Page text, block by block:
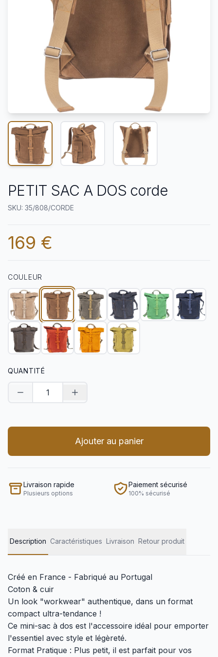
PETIT SAC A DOS corde
SKU: 35/808/CORDE
169 €
COULEUR
QUANTITÉ
Diminuer la quantitéAugmenter la quantité
Ajouter au panier
Livraison rapide
Plusieurs options
Paiement sécurisé
100% sécurisé
Description Caractéristiques Livraison Retour produit
Créé en France - Fabriqué au Portugal
Coton & cuir
Un look "workwear" authentique, dans un format
compact ultra-tendance !
Ce mini-sac à dos est l'accessoire idéal pour emporter
l'essentiel avec style et légèreté.
Format Pratique : Plus petit, il est parfait pour vos